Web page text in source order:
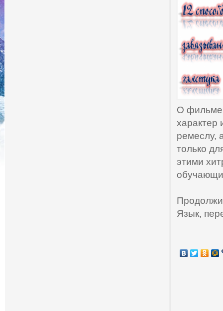
О
характер
ремеслу,
только
этими
Язык,